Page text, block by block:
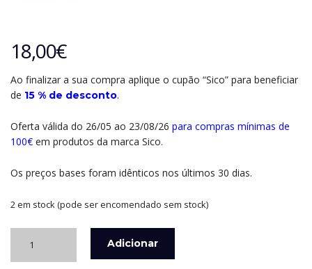
18,00€
Ao finalizar a sua compra aplique o cupão “Sico” para beneficiar
de 15 % de desconto.
Oferta válida do 26/05 ao 23/08/26 para compras mínimas de
100€ em produtos da marca Sico.
Os preços bases foram idênticos nos últimos 30 dias.
2 em stock (pode ser encomendado sem stock)
BOLSA
Adicionar